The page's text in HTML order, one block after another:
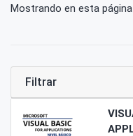
Mostrando en esta página
Filtrar